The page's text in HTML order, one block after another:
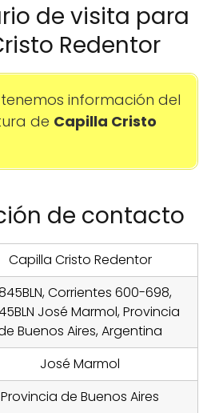
de visita para
Redentor
información del
de Capilla Cristo
de contacto
Capilla Cristo Redentor
Corrientes 600-698,
José Marmol, Provincia
Buenos Aires, Argentina
José Marmol
Provincia de Buenos Aires